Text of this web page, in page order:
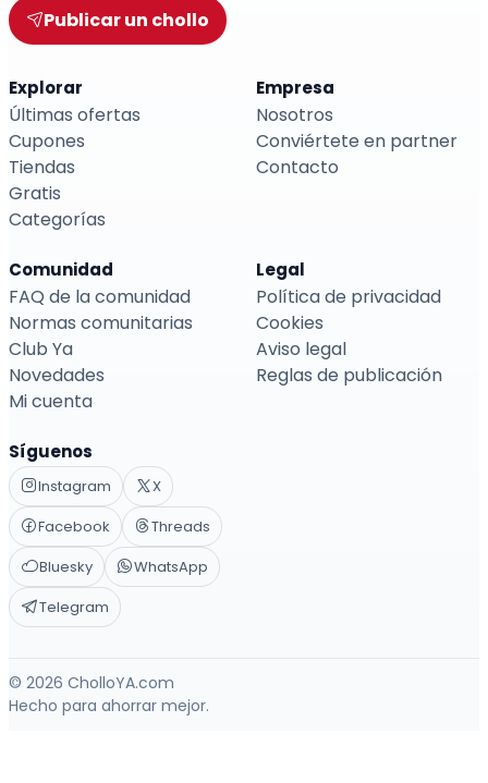
Publicar un chollo
Explorar
Últimas ofertas
Cupones
Tiendas
Gratis
Categorías
Empresa
Nosotros
Conviértete en partner
Contacto
Comunidad
FAQ de la comunidad
Normas comunitarias
Club Ya
Novedades
Mi cuenta
Legal
Política de privacidad
Cookies
Aviso legal
Reglas de publicación
Síguenos
Instagram
X
Facebook
Threads
Bluesky
WhatsApp
Telegram
© 2026 CholloYA.com
Hecho para ahorrar mejor.